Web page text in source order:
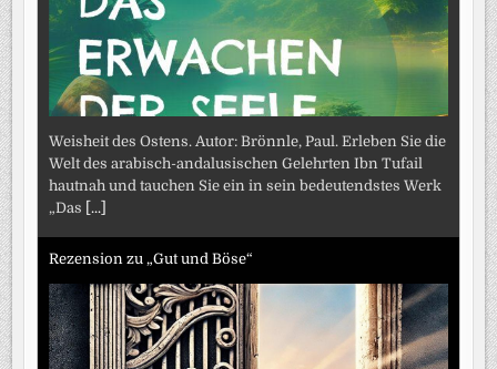
Weisheit des Ostens. Autor: Brönnle, Paul. Erleben Sie die
Welt des arabisch-andalusischen Gelehrten Ibn Tufail
hautnah und tauchen Sie ein in sein bedeutendstes Werk
„Das
[...]
Rezension zu „Gut und Böse“